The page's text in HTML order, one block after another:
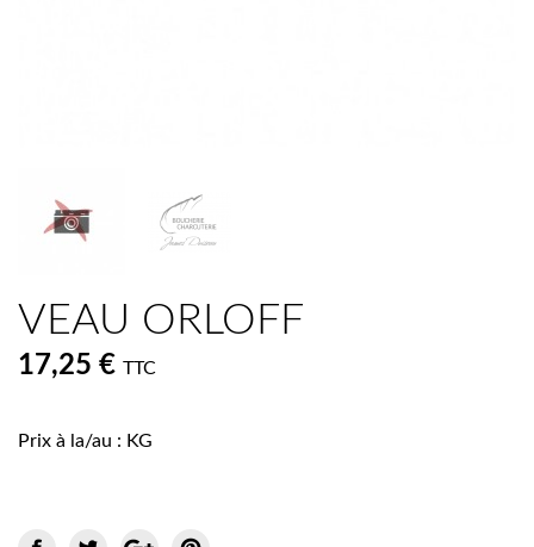
VEAU ORLOFF
17,25 € TTC
Prix à la/au : KG